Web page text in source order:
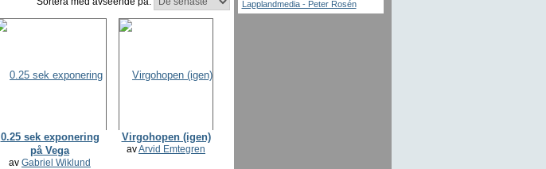
0.25 sek exponering
på Vega
av Gabriel Wiklund
Virgohopen (igen)
avArvid Emtegren
Lapplandmedia - Peter Rosén